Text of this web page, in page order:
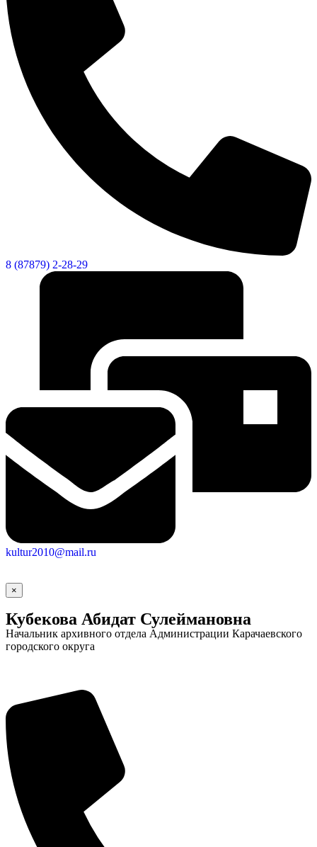
Газета "Минги Тау"
Виртуальная
приемная
Культурный
код кластера
видеоролики
Веб
камера
8 (87879) 2-28-29
kultur2010@mail.ru
×
Кубекова Абидат Сулеймановна
Начальник архивного отдела Администрации Карачаевского
городского округа